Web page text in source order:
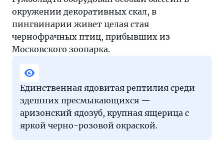
окружении декоративных скал, в
пингвинарии живет целая стая
чернофрачных птиц, прибывших из
Московского зоопарка.
Единственная ядовитая рептилия среди
здешних пресмыкающихся —
аризонский ядозуб, крупная ящерица с
яркой черно-розовой окраской.